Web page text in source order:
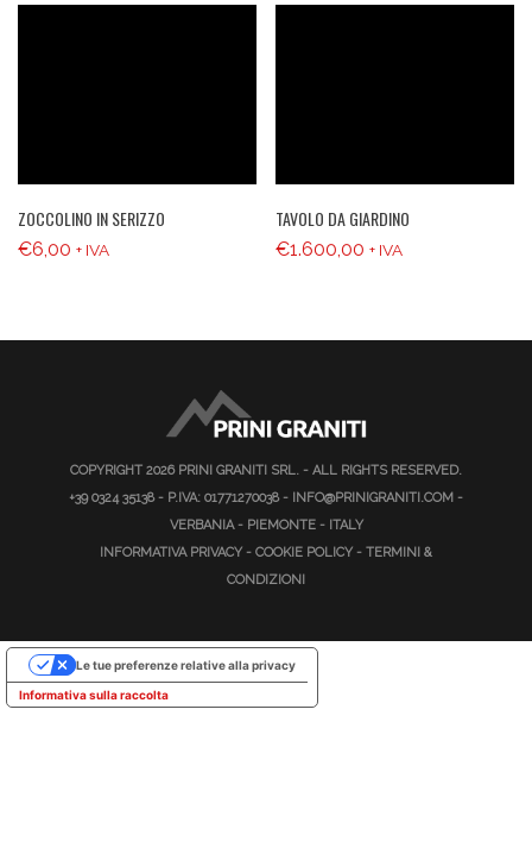
ZOCCOLINO IN SERIZZO
€6,00 + IVA
TAVOLO DA GIARDINO
€1.600,00 + IVA
COPYRIGHT 2026 PRINI GRANITI SRL. - ALL RIGHTS RESERVED.
+39 0324 35138- P.IVA: 01771270038 - INFO@PRINIGRANITI.COM -
VERBANIA - PIEMONTE - ITALY
INFORMATIVA PRIVACY - COOKIE POLICY - TERMINI &
CONDIZIONI
Informativa sulla raccolta
Le tue preferenze relative alla privacy